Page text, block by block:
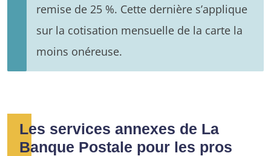
remise de 25 %. Cette dernière s’applique
sur la cotisation mensuelle de la carte la
moins onéreuse.
Les services annexes de La
Banque Postale pour les pros